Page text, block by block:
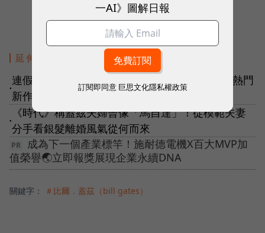
延伸閱讀
●
連假看什麼片？Netflix奧斯卡得獎作品、5月最熱門
新作懶人包一次看，解渴你的追劇荒
●
《時代》稱蓋茲夫婦曾像「馬自達」！從模範夫妻
分手看銀髮離婚風氣從何而來
成為下一個產業標竿！施耐德電機X百大MVP加
值榮譽🌏立即報獎展現企業永續DNA
關鍵字： ＃比爾．蓋茲（bill gates）
一AI》圖解日報
訂閱即同意 巨思文化隱私權政策